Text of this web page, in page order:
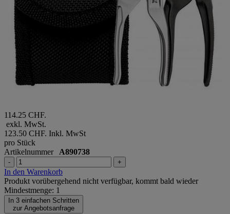
114.25 CHF.
exkl. MwSt.
123.50 CHF. Inkl. MwSt
pro Stück
Artikelnummer A890738
- +
In den Warenkorb
Produkt vorübergehend nicht verfügbar, kommt bald wieder
Mindestmenge: 1
In 3 einfachen Schritten
zur Angebotsanfrage